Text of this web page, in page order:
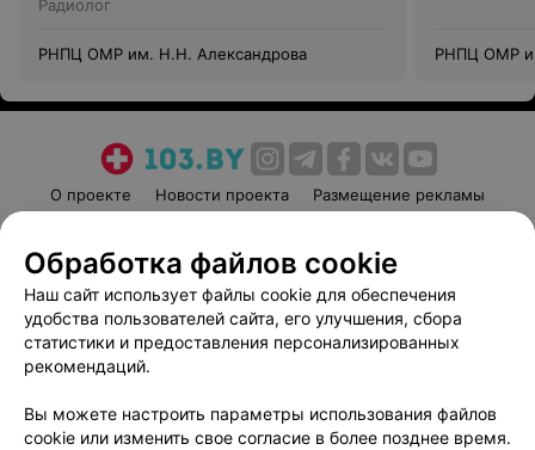
Радиолог
РНПЦ ОМР им. Н.Н. Александрова РНПЦ ОМР
О проекте Новости проекта
Размещение рекламы
Пользовательское соглашение
Способы оплаты
Вакансии
Партнеры
Написать руководителю 103.by
Обработка персональных данных
Обработка файлов cookie
Наш сайт использует файлы cookie для обеспечения
удобства пользователей сайта, его улучшения, сбора
статистики и предоставления персонализированных
рекомендаций.
Вы можете настроить параметры использования файлов
cookie или изменить свое согласие в более позднее время.